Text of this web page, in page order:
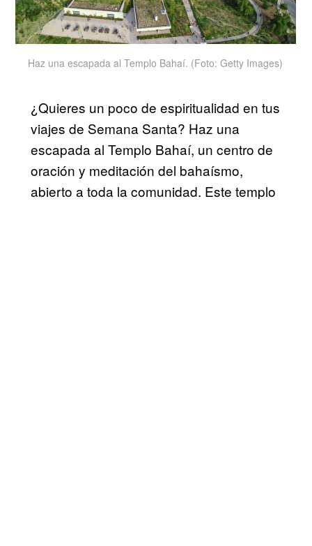
Haz una escapada al Templo Bahaí. (Foto: Getty Images)
¿Quieres un poco de espiritualidad en tus
viajes de Semana Santa? Haz una
escapada al Templo Bahaí, un centro de
oración y meditación del bahaísmo,
abierto a toda la comunidad. Este templo